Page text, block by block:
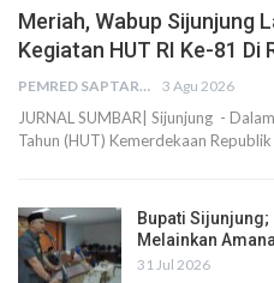
Meriah, Wabup Sijunjung
Kegiatan HUT RI Ke-81 Di
PEMRED SAPTARIUS 3 Agu 2026
JURNAL SUMBAR| Sijunjung -
Tahun (HUT) Kemerdekaan
Bupati Sijunjung;
Melainkan
31 Jul 2026